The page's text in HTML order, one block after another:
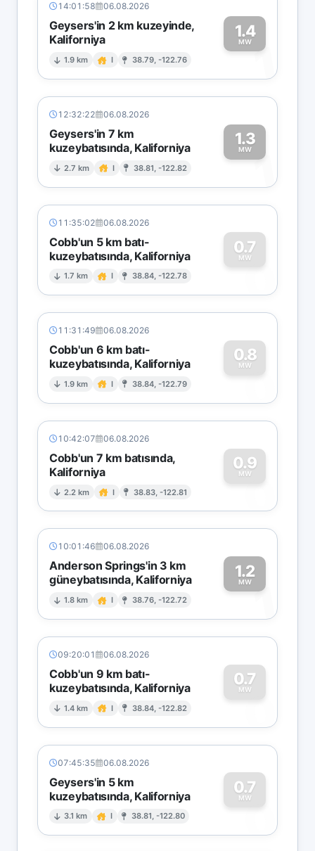
14:01:58 06.08.2026
Geysers'in 2 km kuzeyinde,
Kaliforniya
1.9 km I 38.79, -122.76
1.4
MW1
12:32:22 06.08.2026
Geysers'in 7 km
kuzeybatısında, Kaliforniya
2.7 km I 38.81, -122.82
1.3
MW1
11:35:02 06.08.2026
Cobb'un 5 km batı-
kuzeybatısında, Kaliforniya
1.7 km I 38.84, -122.78
0.7
MW
0
11:31:49 06.08.2026
Cobb'un 6 km batı-
kuzeybatısında, Kaliforniya
1.9 km I 38.84, -122.79
0.8
MW
0
10:42:07 06.08.2026
Cobb'un 7 km batısında,
Kaliforniya
2.2 km I 38.83, -122.81
0.9
MW
0
10:01:46 06.08.2026
Anderson Springs'in 3 km
güneybatısında, Kaliforniya
1.8 km I 38.76, -122.72
1.2
MW1
09:20:01 06.08.2026
Cobb'un 9 km batı-
kuzeybatısında, Kaliforniya
1.4 km I 38.84, -122.82
0.7
MW
0
07:45:35 06.08.2026
Geysers'in 5 km
kuzeybatısında, Kaliforniya
3.1 km I 38.81, -122.80
0.7
MW
0